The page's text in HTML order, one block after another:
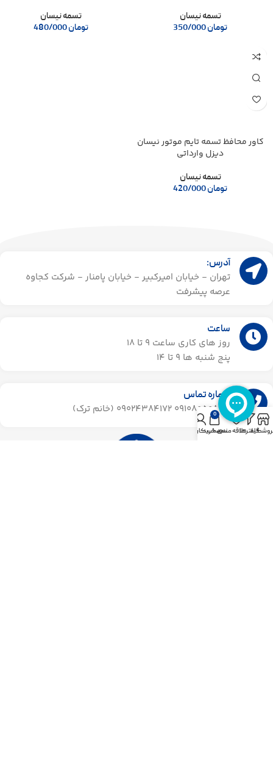
تسمه نیسان
تومان
تسمه نیسان
تومان480/000
کاور محافظ تسمه تایم موتور نیسان
دیزل وارداتی
تسمه نیسان
تومان
آدرس:
تهران - خیابان امیرکبیر - خیابان پامنار - شرکت کجاوه
عرصه پیشرفت
ساعت
روز های کاری ساعت ۹ تا 18
پنج شنبه ها 9 تا 14​
شماره تماس
09108050855 09024384172 (خانم ترک)
فیلترهاعلاقه مندی
0
سبد خرید
حساب کاربری من